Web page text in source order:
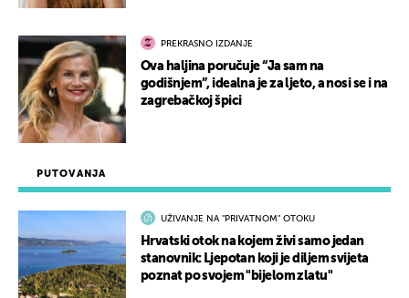
PUTOVANJA
UŽIVANJE NA "PRIVATNOM" OTOKU
Hrvatski otok na kojem živi samo jedan
stanovnik: Ljepotan koji je diljem svijeta
poznat po svojem "bijelom zlatu"
PREKRASNO IZDANJE
Ova haljina poručuje “Ja sam na
godišnjem”, idealna je za ljeto, a nosi se i na
zagrebačkoj špici